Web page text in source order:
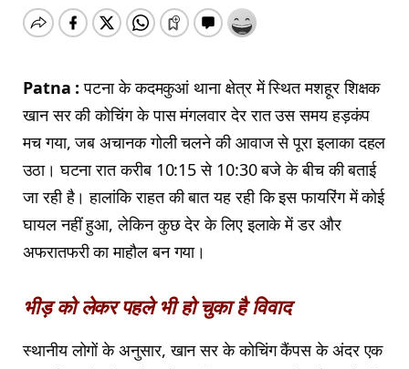
Patna : पटना के कदमकुआं थाना क्षेत्र में स्थित मशहूर शिक्षक
खान सर की कोचिंग के पास मंगलवार देर रात उस समय हड़कंप
मच गया, जब अचानक गोली चलने की आवाज से पूरा इलाका दहल
उठा। घटना रात करीब 10:15 से 10:30 बजे के बीच की बताई
जा रही है। हालांकि राहत की बात यह रही कि इस फायरिंग में कोई
घायल नहीं हुआ, लेकिन कुछ देर के लिए इलाके में डर और
अफरातफरी का माहौल बन गया।
भीड़ को लेकर पहले भी हो चुका है विवाद
स्थानीय लोगों के अनुसार, खान सर के कोचिंग कैंपस के अंदर एक